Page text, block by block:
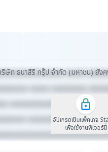
xxxxx
xxxxx xxxxxxxxx
xxxxxxxxxxxxx
xxxxxxxxx
ท ธนาสิริ กรุ๊ป จำกัด (มหาชน) ยัง
อัปเกรดเป็นแพ็คเกจ
เพื่อใช้งานฟีเจอร์นี้